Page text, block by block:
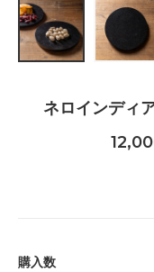
ネロインディ
購入数